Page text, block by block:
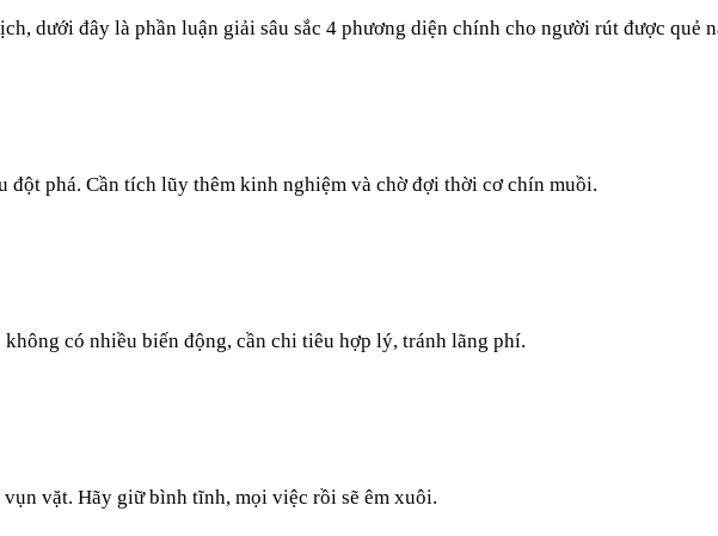
dưới đây là phần luận giải sâu sắc 4 phương diện chính cho người rút được quẻ
đột phá. Cần tích lũy thêm kinh nghiệm và chờ đợi thời cơ chín muồi.
có nhiều biến động, cần chi tiêu hợp lý, tránh lãng phí.
vặt. Hãy giữ bình tĩnh, mọi việc rồi sẽ êm xuôi.